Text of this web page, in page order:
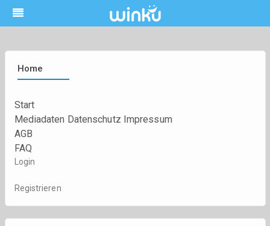
Home
Start
Mediadaten Datenschutz Impressum
AGB
FAQ
Login
Registrieren